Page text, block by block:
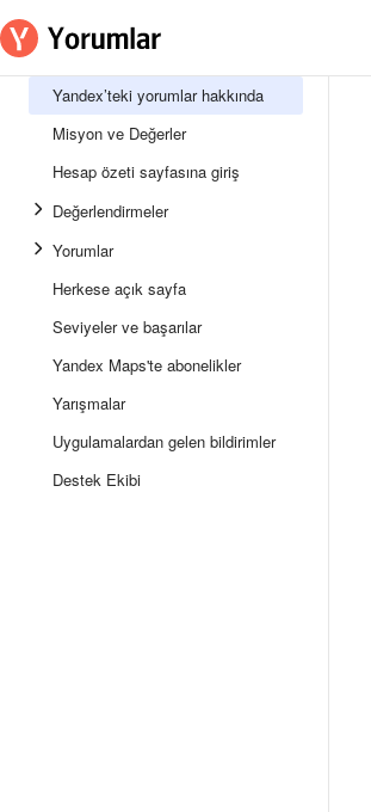
Yandex’teki yorumlar hakkında
Misyon ve Değerler
Hesap özeti sayfasına giriş
Değerlendirmeler
Yorumlar
Herkese açık sayfa
Seviyeler ve başarılar
Yandex Maps'te abonelikler
Yarışmalar
Uygulamalardan gelen bildirimler
Destek Ekibi